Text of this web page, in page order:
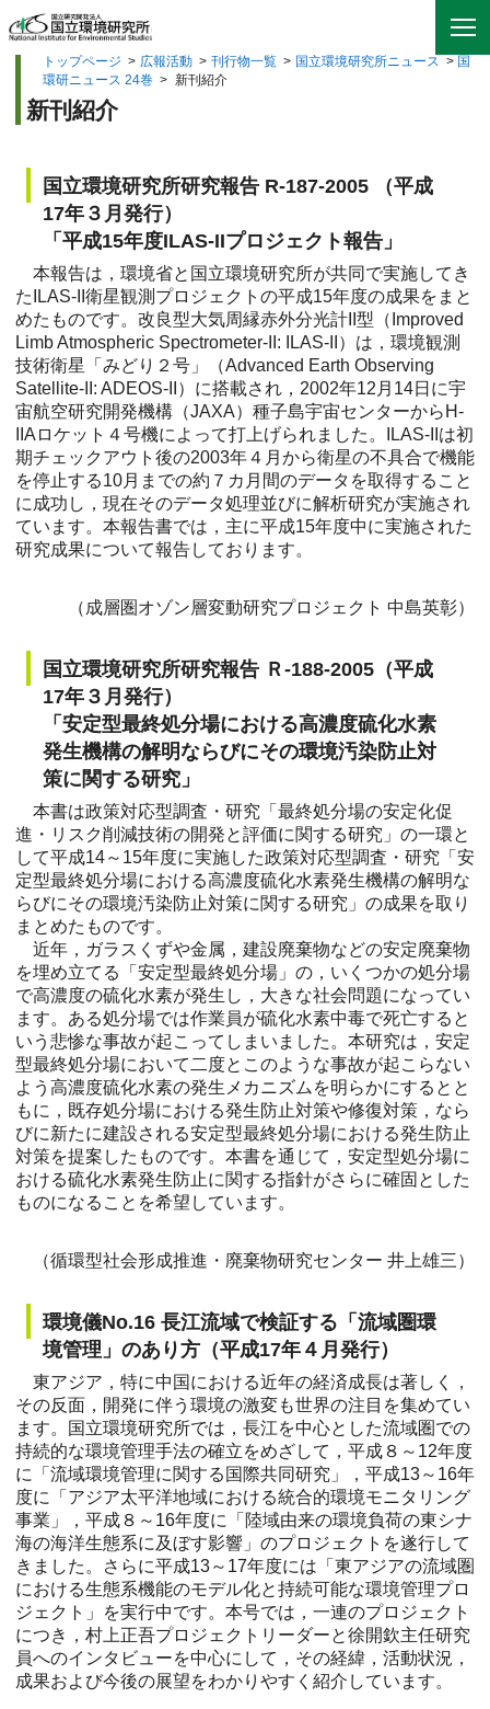
トップページ > 広報活動 > 刊行物一覧 > 国立環境研究所ニュース > 国
環研ニュース 24巻 > 新刊紹介
新刊紹介
国立環境研究所研究報告 R-187-2005 （平成
17年３月発行）
「平成15年度ILAS-IIプロジェクト報告」
本報告は，環境省と国立環境研究所が共同で実施してき
たILAS-II衛星観測プロジェクトの平成15年度の成果をまと
めたものです。改良型大気周縁赤外分光計II型（Improved
Limb Atmospheric Spectrometer-II: ILAS-II）は，環境観測
技術衛星「みどり２号」（Advanced Earth Observing
Satellite-II: ADEOS-II）に搭載され，2002年12月14日に宇
宙航空研究開発機構（JAXA）種子島宇宙センターからH-
IIAロケット４号機によって打上げられました。ILAS-IIは初
期チェックアウト後の2003年４月から衛星の不具合で機能
を停止する10月までの約７カ月間のデータを取得すること
に成功し，現在そのデータ処理並びに解析研究が実施され
ています。本報告書では，主に平成15年度中に実施された
研究成果について報告しております。
（成層圏オゾン層変動研究プロジェクト 中島英彰）
国立環境研究所研究報告 Ｒ-188-2005（平成
17年３月発行）
「安定型最終処分場における高濃度硫化水素
発生機構の解明ならびにその環境汚染防止対
策に関する研究」
本書は政策対応型調査・研究「最終処分場の安定化促
進・リスク削減技術の開発と評価に関する研究」の一環と
して平成14～15年度に実施した政策対応型調査・研究「安
定型最終処分場における高濃度硫化水素発生機構の解明な
らびにその環境汚染防止対策に関する研究」の成果を取り
まとめたものです。
近年，ガラスくずや金属，建設廃棄物などの安定廃棄物
を埋め立てる「安定型最終処分場」の，いくつかの処分場
で高濃度の硫化水素が発生し，大きな社会問題になってい
ます。ある処分場では作業員が硫化水素中毒で死亡すると
いう悲惨な事故が起こってしまいました。本研究は，安定
型最終処分場において二度とこのような事故が起こらない
よう高濃度硫化水素の発生メカニズムを明らかにするとと
もに，既存処分場における発生防止対策や修復対策，なら
びに新たに建設される安定型最終処分場における発生防止
対策を提案したものです。本書を通じて，安定型処分場に
おける硫化水素発生防止に関する指針がさらに確固とした
ものになることを希望しています。
（循環型社会形成推進・廃棄物研究センター 井上雄三）
環境儀No.16 長江流域で検証する「流域圏環
境管理」のあり方（平成17年４月発行）
東アジア，特に中国における近年の経済成長は著しく，
その反面，開発に伴う環境の激変も世界の注目を集めてい
ます。国立環境研究所では，長江を中心とした流域圏での
持続的な環境管理手法の確立をめざして，平成８～12年度
に「流域環境管理に関する国際共同研究」，平成13～16年
度に「アジア太平洋地域における統合的環境モニタリング
事業」，平成８～16年度に「陸域由来の環境負荷の東シナ
海の海洋生態系に及ぼす影響」のプロジェクトを遂行して
きました。さらに平成13～17年度には「東アジアの流域圏
における生態系機能のモデル化と持続可能な環境管理プロ
ジェクト」を実行中です。本号では，一連のプロジェクト
につき，村上正吾プロジェクトリーダーと徐開欽主任研究
員へのインタビューを中心にして，その経緯，活動状況，
成果および今後の展望をわかりやすく紹介しています。